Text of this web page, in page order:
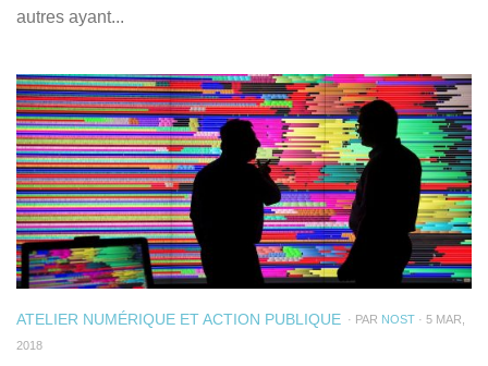
autres ayant...
ATELIER NUMÉRIQUE ET ACTION PUBLIQUE · PAR NOST · 5 MAR,
2018